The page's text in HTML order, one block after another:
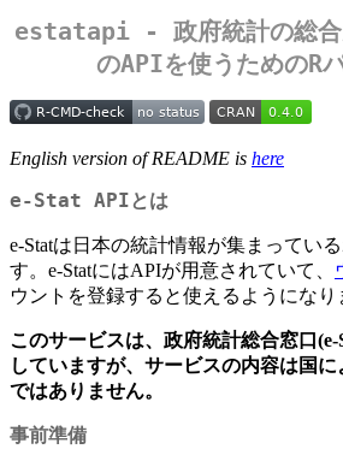
estatapi - 政府統計の総合
のAPIを使うためのR
English version of README is here
e-Stat APIとは
e-Statは日本の統計情報が集まってい
す。e-StatにはAPIが用意されていて、
ウントを登録すると使えるようになり
このサービスは、政府統計総合窓口
していますが、サービスの内容は国
ではありません。
事前準備